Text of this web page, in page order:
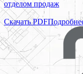
отделом продаж
Скачать PDF